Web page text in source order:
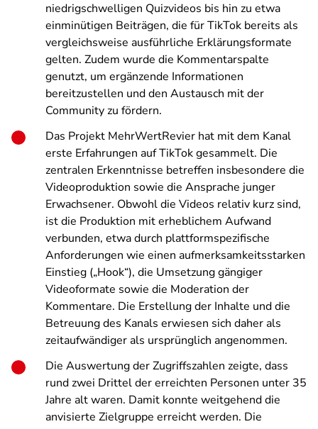
niedrigschwelligen Quizvideos bis hin zu etwa
einminütigen Beiträgen, die für TikTok bereits als
vergleichsweise ausführliche Erklärungsformate
gelten. Zudem wurde die Kommentarspalte
genutzt, um ergänzende Informationen
bereitzustellen und den Austausch mit der
Community zu fördern.
Das Projekt MehrWertRevier hat mit dem Kanal
erste Erfahrungen auf TikTok gesammelt. Die
zentralen Erkenntnisse betreffen insbesondere die
Videoproduktion sowie die Ansprache junger
Erwachsener. Obwohl die Videos relativ kurz sind,
ist die Produktion mit erheblichem Aufwand
verbunden, etwa durch plattformspezifische
Anforderungen wie einen aufmerksamkeitsstarken
Einstieg („Hook“), die Umsetzung gängiger
Videoformate sowie die Moderation der
Kommentare. Die Erstellung der Inhalte und die
Betreuung des Kanals erwiesen sich daher als
zeitaufwändiger als ursprünglich angenommen.
Die Auswertung der Zugriffszahlen zeigte, dass
rund zwei Drittel der erreichten Personen unter 35
Jahre alt waren. Damit konnte weitgehend die
anvisierte Zielgruppe erreicht werden. Die